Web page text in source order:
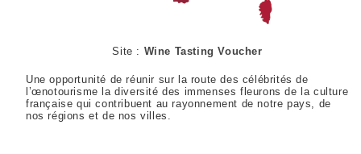
Site : Wine Tasting Voucher
Une opportunité de réunir sur la route des célébrités de
l’œnotourisme la diversité des immenses fleurons de la culture
française qui contribuent au rayonnement de notre pays, de
nos régions et de nos villes.